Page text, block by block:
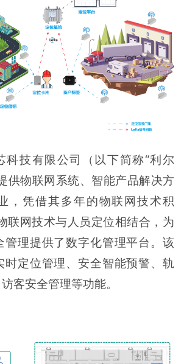
科技有限公司（以下简称“利尔
供物联网系统、智能产品解决方
，凭借其多年的物联网技术积
联网技术与人员定位相结合，为
管理提供了数字化管理平台。该
时定位管理、安全智能预警、轨
客安全管理等功能。